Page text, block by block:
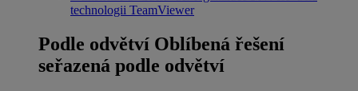
technologii TeamViewer
Podle odvětví Oblíbená řešení
seřazená podle odvětví